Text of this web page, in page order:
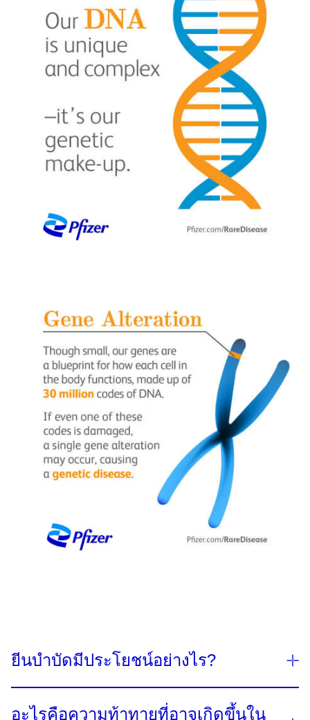
ยีนบำบัดมีประโยชน์อย่างไร​?
อะไรคือความท้าทายที่อาจเกิดขึ้นใน